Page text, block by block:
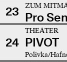
23
ZUM
Pro
24
THEATER
PIVOT
Polivka/